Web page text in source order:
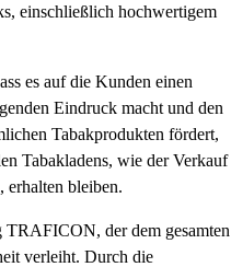
einschließlich hochwertigem
es auf die Kunden einen
Eindruck macht und den
Tabakprodukten fördert,
Tabakladens, wie der Verkauf
erhalten bleiben.
TRAFICON, der dem gesamten
verleiht. Durch die